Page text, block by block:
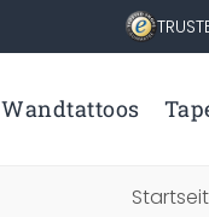
Wandtattoos